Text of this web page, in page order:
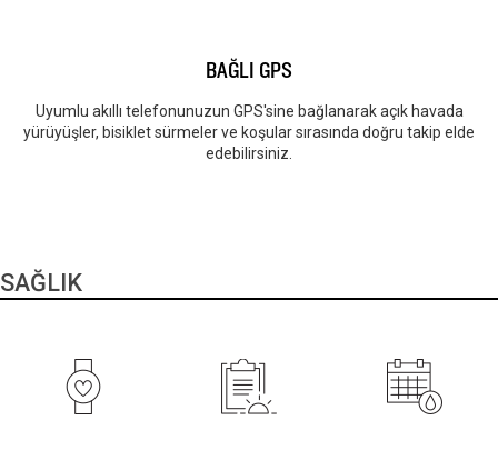
BAĞLI GPS
Uyumlu akıllı telefonunuzun GPS'sine bağlanarak açık havada
yürüyüşler, bisiklet sürmeler ve koşular sırasında doğru takip elde
edebilirsiniz.
SAĞLIK